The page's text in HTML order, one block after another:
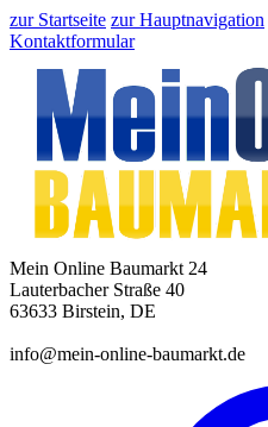
zur Startseite zur Hauptnavigation
Kontaktformular
Mein Online Baumarkt 24
Lauterbacher Straße 40
63633 Birstein, DE
info@mein-online-baumarkt.de